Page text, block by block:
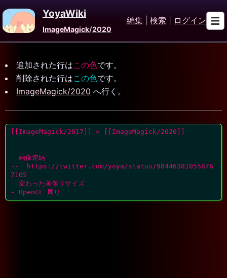
YoyaWiki
ImageMagick/2020
編集 検索 ログイン
追加された行はこの色です。
削除された行はこの色です。
ImageMagick/2020 へ行く。
[[ImageMagick/2017]] > [[ImageMagick/2020]]
- 画像連結
--  https://twitter.com/yoya/status/98446381055876
7105
- 変わった画像リサイズ
- OpenCL 周り